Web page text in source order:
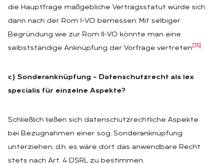
die Hauptfrage maßgebliche Vertragsstatut würde sich
dann nach der Rom I-VO bemessen. Mit selbiger
Begründung wie zur Rom II-VO könnte man eine
selbstständige Anknüpfung der Vorfrage vertreten [35] .
c) Sonderanknüpfung – Datenschutzrecht als lex
specialis für einzelne Aspekte?
Schließlich ließen sich datenschutzrechtliche Aspekte
bei Bezugnahmen einer sog. Sonderanknüpfung
unterziehen, d.h. es wäre dort das anwendbare Recht
stets nach Art. 4 DSRL zu bestimmen.